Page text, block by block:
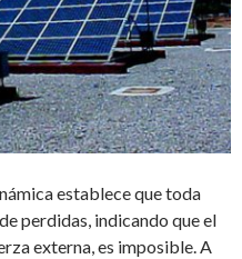
establece que toda
perdidas, indicando que el
externa, es imposible. A